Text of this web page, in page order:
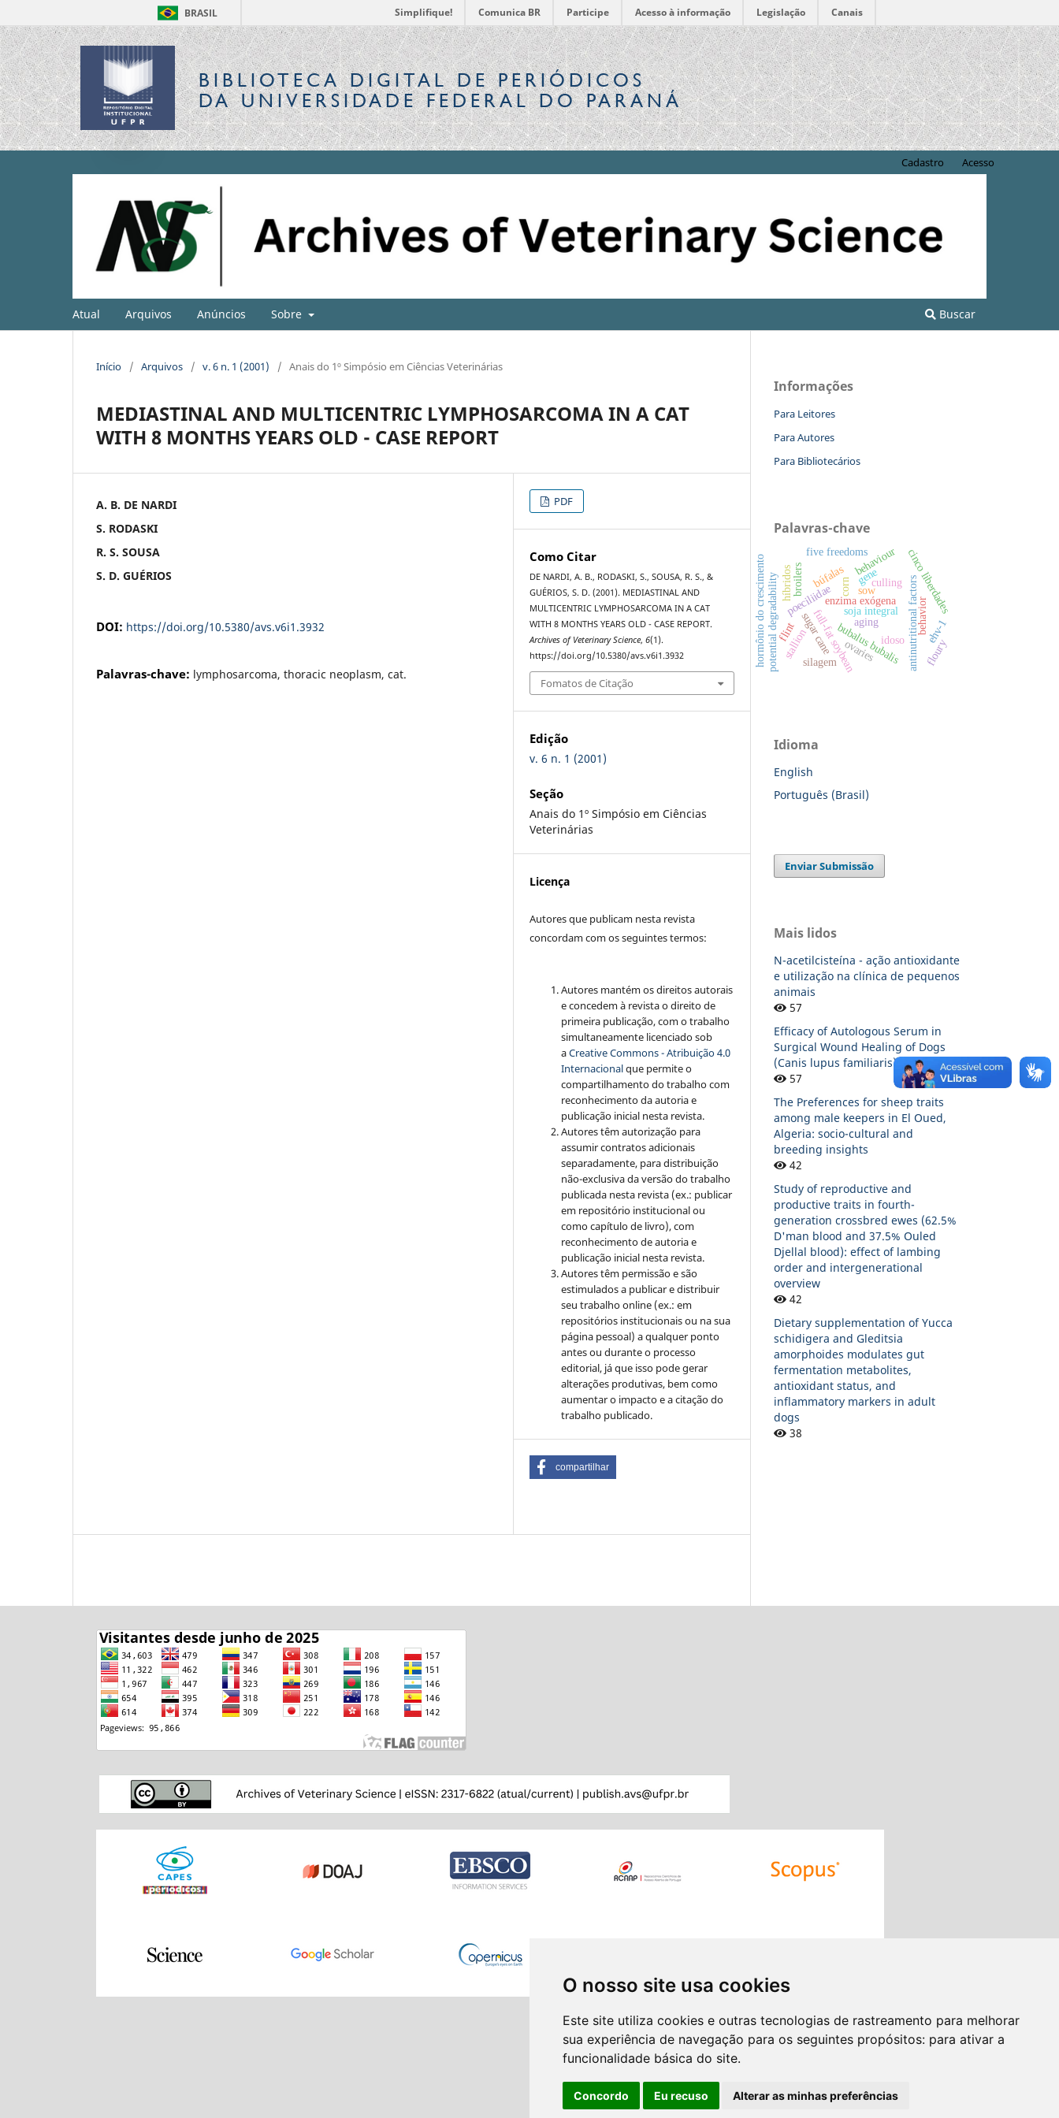
O nosso site usa cookies
Este site utiliza cookies e outras tecnologias de rastreamento para melhorar
sua experiência de navegação para os seguintes propósitos: para ativar a
funcionalidade básica do site.
Concordo Eu recuso Alterar as minhas preferências
BRASIL Simplifique! Comunica BR Participe Acesso à informação Legislação Canais
BIBLIOTECA DIGITALDE PERIÓDICOS
DA UNIVERSIDADE FEDERAL DO PARANÁ
Atual Arquivos Anúncios Sobre Buscar
Cadastro Acesso
Início / Arquivos / v. 6 n. 1 (2001) / Anais do 1º Simpósio em Ciências Veterinárias
MEDIASTINAL AND MULTICENTRIC LYMPHOSARCOMA IN A CAT
WITH 8 MONTHS YEARS OLD - CASE REPORT
A. B. DE NARDI
S. RODASKI
R. S. SOUSA
S. D. GUÉRIOS
DOI: https://doi.org/10.5380/avs.v6i1.3932
Palavras-chave: lymphosarcoma, thoracic neoplasm, cat.
PDF
Como Citar
DE NARDI, A. B., RODASKI, S., SOUSA, R. S., &
GUÉRIOS, S. D. (2001). MEDIASTINAL AND
MULTICENTRIC LYMPHOSARCOMA IN A CAT
WITH 8 MONTHS YEARS OLD - CASE REPORT.
Archives of Veterinary Science,6(1).
https://doi.org/10.5380/avs.v6i1.3932
Fomatos de Citação
Edição
v. 6 n. 1 (2001)
Seção
Anais do 1º Simpósio em Ciências
Veterinárias
Licença
Autores que publicam nesta revista
concordam com os seguintes termos:
Autores mantém os direitos autorais
e concedem à revista o direito de
primeira publicação, com o trabalho
simultaneamente licenciado sob
aCreative Commons - Atribuição 4.0
Internacionalque permite o
compartilhamento do trabalho com
reconhecimento da autoria e
publicação inicial nesta revista.
Autores têm autorização para
assumir contratos adicionais
separadamente, para distribuição
não-exclusiva da versão do trabalho
publicada nesta revista (ex.: publicar
em repositório institucional ou
como capítulo de livro), com
reconhecimento de autoria e
publicação inicial nesta revista.
Autores têm permissão e são
estimulados a publicar e distribuir
seu trabalho online (ex.: em
repositórios institucionais ou na sua
página pessoal) a qualquer ponto
antes ou durante o processo
editorial, já que isso pode gerar
alterações produtivas, bem como
aumentar o impacto e a citação do
trabalho publicado.
compartilhar
Informações
Para Leitores
Para Autores
Para Bibliotecários
Palavras-chave
poeciliidae
aging
gene
búfalas
bubalus bubalis
enzima exógena
soja integral antinutritional factors
broilers
full-fat soybean idoso
behavior
culling cinco liberdades
behaviour
five freedoms
potential degradability sugar cane
hormônio do crescimento ovaries
ehv-1
silagem
stallion
híbridos corn sow
floury
flint
Idioma
English
Português (Brasil)
Enviar Submissão
Mais lidos
N-acetilcisteína - ação antioxidante
e utilização na clínica de pequenos
animais
57
Efficacy of Autologous Serum in
Surgical Wound Healing of Dogs
(Canis lupus familiaris)
57
The Preferences for sheep traits
among male keepers in El Oued,
Algeria: socio-cultural and
breeding insights
42
Study of reproductive and
productive traits in fourth-
generation crossbred ewes (62.5%
D'man blood and 37.5% Ouled
Djellal blood): effect of lambing
order and intergenerational
overview
42
Dietary supplementation of Yucca
schidigera and Gleditsia
amorphoides modulates gut
fermentation metabolites,
antioxidant status, and
inflammatory markers in adult
dogs
38